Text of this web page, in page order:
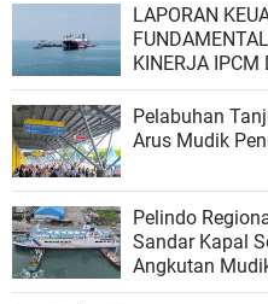
LAPORAN
KINERJA IPCM
GLOBAL
Pelabuhan
Arus Mudik
Pelindo
Sandar Kapal
Angkutan
Ciwandan